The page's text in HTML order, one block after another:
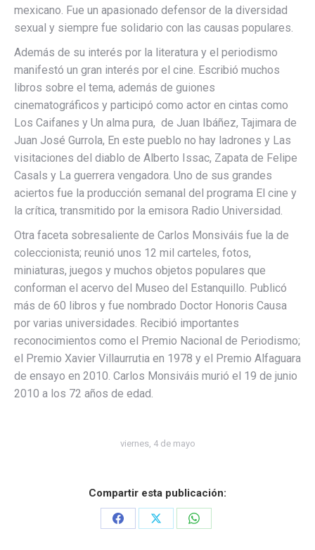
mexicano. Fue un apasionado defensor de la diversidad
sexual y siempre fue solidario con las causas populares.
Además de su interés por la literatura y el periodismo
manifestó un gran interés por el cine. Escribió muchos
libros sobre el tema, además de guiones
cinematográficos y participó como actor en cintas como
Los Caifanes y Un alma pura, de Juan Ibáñez, Tajimara de
Juan José Gurrola, En este pueblo no hay ladrones y Las
visitaciones del diablo de Alberto Issac, Zapata de Felipe
Casals y La guerrera vengadora. Uno de sus grandes
aciertos fue la producción semanal del programa El cine y
la crítica, transmitido por la emisora Radio Universidad.
Otra faceta sobresaliente de Carlos Monsiváis fue la de
coleccionista; reunió unos 12 mil carteles, fotos,
miniaturas, juegos y muchos objetos populares que
conforman el acervo del Museo del Estanquillo. Publicó
más de 60 libros y fue nombrado Doctor Honoris Causa
por varias universidades. Recibió importantes
reconocimientos como el Premio Nacional de Periodismo;
el Premio Xavier Villaurrutia en 1978 y el Premio Alfaguara
de ensayo en 2010. Carlos Monsiváis murió el 19 de junio
2010 a los 72 años de edad.
viernes, 4 de mayo
Compartir esta publicación:
Share
Share
Share